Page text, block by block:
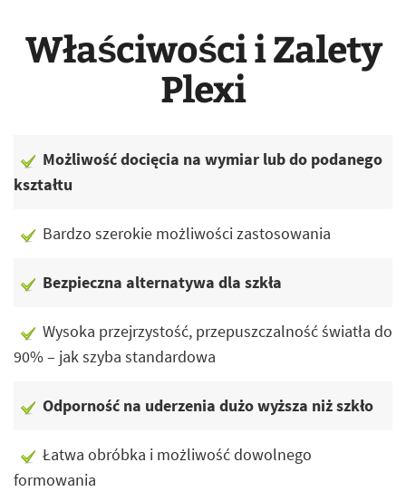
Właściwości i Zalety
Plexi
Możliwość docięcia na wymiar lub do podanego
kształtu
Bardzo szerokie możliwości zastosowania
Bezpieczna alternatywa dla szkła
Wysoka przejrzystość, przepuszczalność światła do
90% – jak szyba standardowa
Odporność na uderzenia dużo wyższa niż szkło
Łatwa obróbka i możliwość dowolnego
formowania